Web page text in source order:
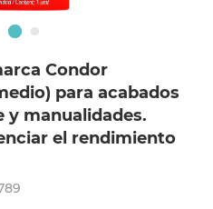
Condor
para acabados
y manualidades.
el rendimiento